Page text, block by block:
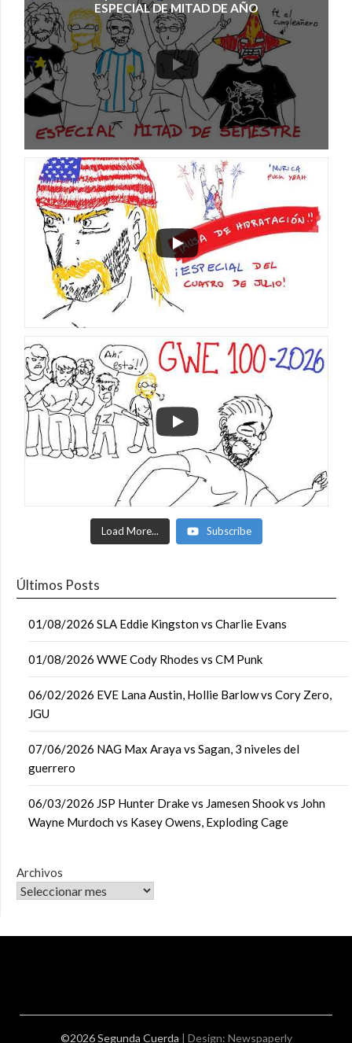
ESPECIAL DE MITAD DE AÑO
Load More... Subscribe
Últimos Posts
01/08/2026 SLA Eddie Kingston vs Charlie Evans
01/08/2026 WWE Cody Rhodes vs CM Punk
06/02/2026 EVE Lana Austin, Hollie Barlow vs Cory Zero,
JGU
07/06/2026 NAG Max Araya vs Sagan, 3 niveles del
guerrero
06/03/2026 JSP Hunter Drake vs Jamesen Shook vs John
Wayne Murdoch vs Kasey Owens, Exploding Cage
Archivos
©2026 Segunda Cuerda | Design: Newspaperly